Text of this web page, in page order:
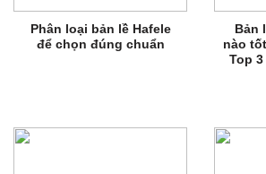
Phân loại bản lề Hafele
để chọn đúng chuẩn
Bản
nào
Top